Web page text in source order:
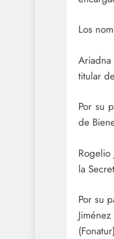
Los
titular
Por su
de
la
Por su